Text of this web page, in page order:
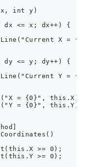
int y)
dx <= x; dx++) {
X =
dy <= y; dy++) {
Y =
= {0}", this.X);
= {0}", this.Y);
>= 0);
>= 0);